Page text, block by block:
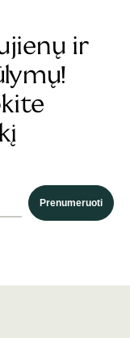
ir
Prenumeruoti